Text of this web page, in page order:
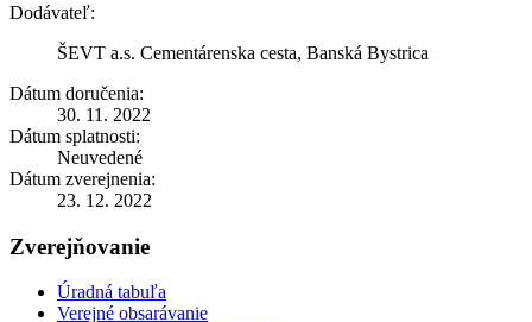
Dodávateľ:
ŠEVT a.s. Cementárenska cesta, Banská Bystrica
Dátum doručenia:
30. 11. 2022
Dátum splatnosti:
Neuvedené
Dátum zverejnenia:
23. 12. 2022
Zverejňovanie
Úradná tabuľa
Verejné obsarávanie